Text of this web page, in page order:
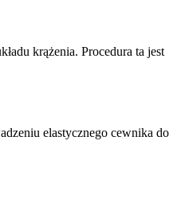
krążenia. Procedura ta jest
elastycznego cewnika do